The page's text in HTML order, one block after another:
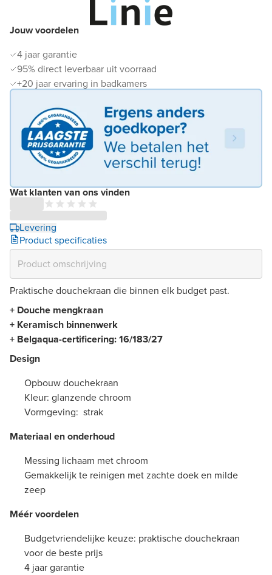
Jouw voordelen
4 jaar garantie
95% direct leverbaar uit voorraad
+20 jaar ervaring in badkamers
Wat klanten van ons vinden
Levering
Product specificaties
Praktische douchekraan die binnen elk budget past.
+ Douche mengkraan
+ Keramisch binnenwerk
+ Belgaqua-certificering: 16/183/27
Design
Opbouw douchekraan
Kleur: glanzende chroom
Vormgeving: strak
Materiaal en onderhoud
Messing lichaam met chroom
Gemakkelijk te reinigen met zachte doek en milde
zeep
Méér voordelen
Budgetvriendelijke keuze: praktische douchekraan
voor de beste prijs
4 jaar garantie